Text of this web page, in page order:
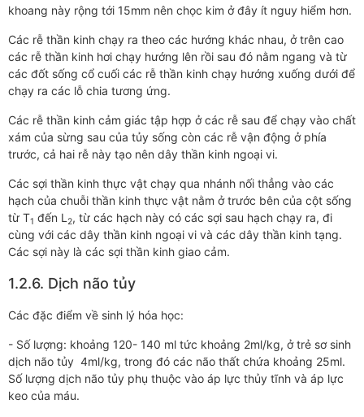
khoang này rộng tới 15mm nên chọc kim ở đây ít nguy hiểm hơn.
Các rễ thần kinh chạy ra theo các hướng khác nhau, ở trên cao
các rễ thần kinh hơi chạy hướng lên rồi sau đó nằm ngang và từ
các đốt sống cổ cuối các rễ thần kinh chạy hướng xuống dưới để
chạy ra các lỗ chia tương ứng.
Các rễ thần kinh cảm giác tập hợp ở các rễ sau để chạy vào chất
xám của sừng sau của tủy sống còn các rễ vận động ở phía
trước, cả hai rễ này tạo nên dây thần kinh ngoại vi.
Các sợi thần kinh thực vật chạy qua nhánh nối thẳng vào các
hạch của chuỗi thần kinh thực vật nằm ở trước bên của cột sống
từ T1 đến L 2, từ các hạch này có các sợi sau hạch chạy ra, đi
cùng với các dây thần kinh ngoại vi và các dây thần kinh tạng.
Các sợi này là các sợi thần kinh giao cảm.
1.2.6. Dịch não tủy
Các đặc điểm về sinh lý hóa học:
- Số lượng: khoảng 120- 140 ml tức khoảng 2ml/kg, ở trẻ sơ sinh
dịch não tủy 4ml/kg, trong đó các não thất chứa khoảng 25ml.
Số lượng dịch não tủy phụ thuộc vào áp lực thủy tĩnh và áp lực
keo của máu.